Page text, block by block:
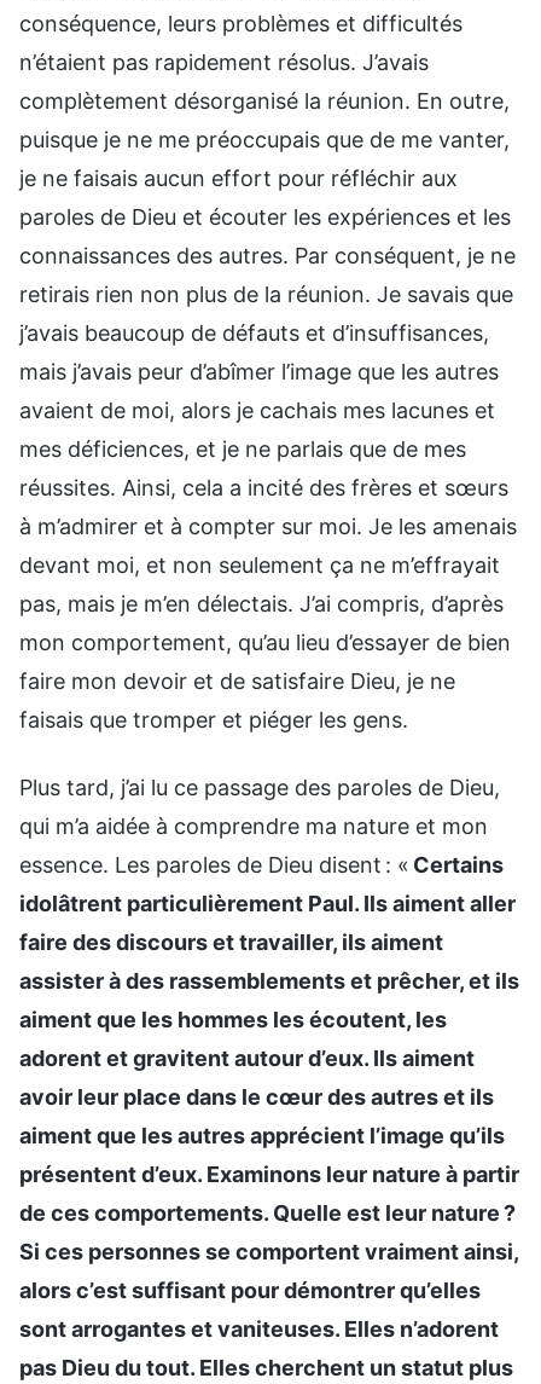
conséquence, leurs problèmes et difficultés
n’étaient pas rapidement résolus. J’avais
complètement désorganisé la réunion. En outre,
puisque je ne me préoccupais que de me vanter,
je ne faisais aucun effort pour réfléchir aux
paroles de Dieu et écouter les expériences et les
connaissances des autres. Par conséquent, je ne
retirais rien non plus de la réunion. Je savais que
j’avais beaucoup de défauts et d’insuffisances,
mais j’avais peur d’abîmer l’image que les autres
avaient de moi, alors je cachais mes lacunes et
mes déficiences, et je ne parlais que de mes
réussites. Ainsi, cela a incité des frères et sœurs
à m’admirer et à compter sur moi. Je les amenais
devant moi, et non seulement ça ne m’effrayait
pas, mais je m’en délectais. J’ai compris, d’après
mon comportement, qu’au lieu d’essayer de bien
faire mon devoir et de satisfaire Dieu, je ne
faisais que tromper et piéger les gens.
Plus tard, j’ai lu ce passage des paroles de Dieu,
qui m’a aidée à comprendre ma nature et mon
essence. Les paroles de Dieu disent : « Certains
idolâtrent particulièrement Paul. Ils aiment aller
faire des discours et travailler, ils aiment
assister à des rassemblements et prêcher, et ils
aiment que les hommes les écoutent, les
adorent et gravitent autour d’eux. Ils aiment
avoir leur place dans le cœur des autres et ils
aiment que les autres apprécient l’image qu’ils
présentent d’eux. Examinons leur nature à partir
de ces comportements. Quelle est leur nature ?
Si ces personnes se comportent vraiment ainsi,
alors c’est suffisant pour démontrer qu’elles
sont arrogantes et vaniteuses. Elles n’adorent
pas Dieu du tout. Elles cherchent un statut plus